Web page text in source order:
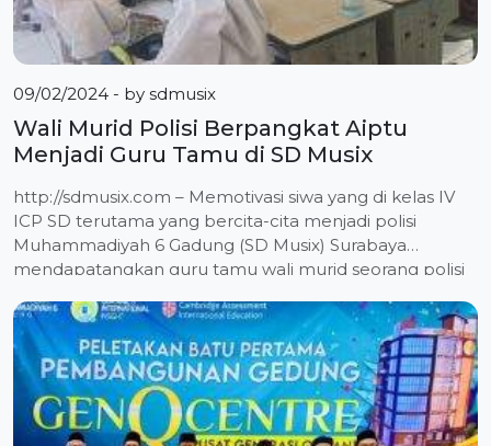
09/02/2024 - by sdmusix
Wali Murid Polisi Berpangkat Aiptu
Menjadi Guru Tamu di SD Musix
http://sdmusix.com – Memotivasi siwa yang di kelas IV
ICP SD terutama yang bercita-cita menjadi polisi
Muhammadiyah 6 Gadung (SD Musix) Surabaya
mendapatangkan guru tamu wali murid seorang polisi
kelas IV ICP setelah istirahat cukup riuh. Pasalnya ada
seorang polisi berpangkat Aiptu berseragam lengkap
memasuki ruang kelas. Anak yang baru […]